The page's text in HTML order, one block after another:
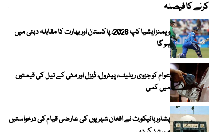
کرنے کا فیصلہ
ویمنز ایشیا کپ 2026، پاکستان اور بھارت کا مقابلہ دبئی میں
ہو گا
عوام کو جزوی ریلیف، پیٹرول، ڈیزل اور مٹی کے تیل کی قیمتوں
میں کمی
پشاور ہائیکورٹ نے افغان شہریوں کی عارضی قیام کی درخواستیں